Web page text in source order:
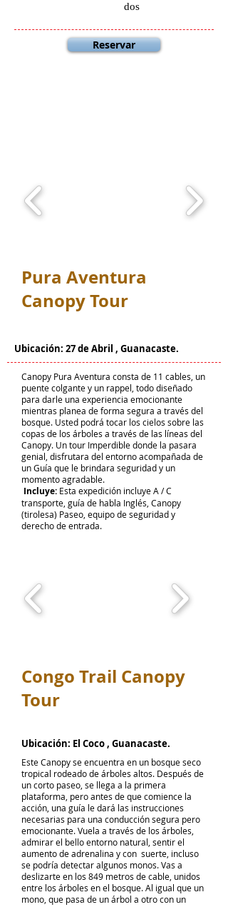
Pura Aventura
Canopy Tour
Ubicación: 27 de Abril , Guanacaste.
Canopy Pura Aventura consta de 11 cables, un
puente colgante y un rappel, todo diseñado
para darle una experiencia emocionante
mientras planea de forma segura a través del
bosque. Usted podrá tocar los cielos sobre las
copas de los árboles a través de las líneas del
Canopy. Un tour Imperdible donde la pasara
genial, disfrutara del entorno acompañada de
un Guía que le brindara seguridad y un
momento agradable.
Incluye: Esta expedición incluye A / C
transporte, guía de habla Inglés, Canopy
(tirolesa) Paseo, equipo de seguridad y
derecho de entrada.
Congo Trail Canopy
Tour
Ubicación: El Coco , Guanacaste.
Este Canopy se encuentra en un bosque seco
tropical rodeado de árboles altos. Después de
un corto paseo, se llega a la primera
plataforma, pero antes de que comience la
acción, una guía le dará las instrucciones
necesarias para una conducción segura pero
emocionante. Vuela a través de los árboles,
admirar el bello entorno natural, sentir el
aumento de adrenalina y con suerte, incluso
se podría detectar algunos monos. Vas a
deslizarte en los 849 metros de cable, unidos
entre los árboles en el bosque. Al igual que un
mono, que pasa de un árbol a otro con un
dos
Reservar